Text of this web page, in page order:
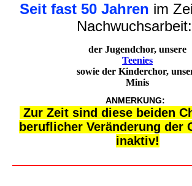
Seit fast 50 Jahren im
Nachwuchsarbeit:
der Jugendchor, unsere
Teenies
sowie der Kinderchor,
Minis
ANMERKUNG:
Zur Zeit sind diese beiden
beruflicher Veränderung der
inaktiv!